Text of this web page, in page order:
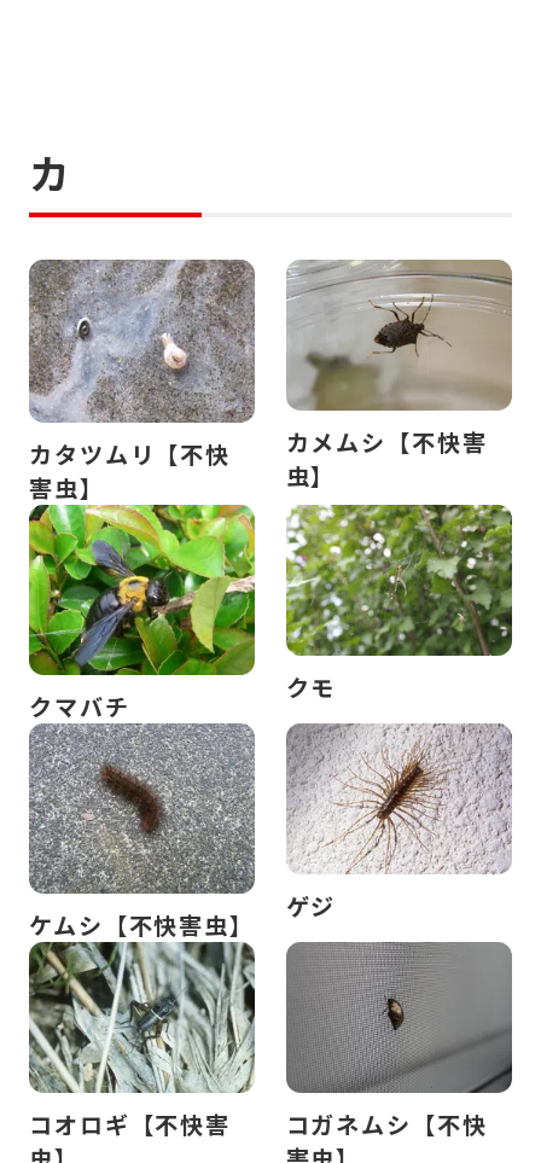
カ
カタツムリ【不快
害虫】
カメムシ【不快害
虫】
クマバチ
クモ
ケムシ【不快害虫】
ゲジ
コオロギ【不快害
コガネムシ【不快